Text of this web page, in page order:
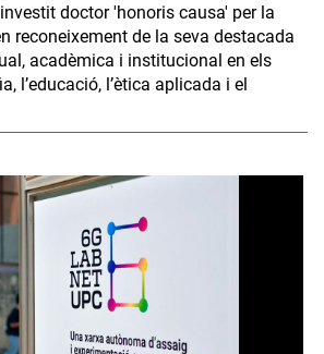
doctor 'honoris causa' per la
reconeixement de la seva destacada
acadèmica i institucional en els
l’educació, l’ètica aplicada i el